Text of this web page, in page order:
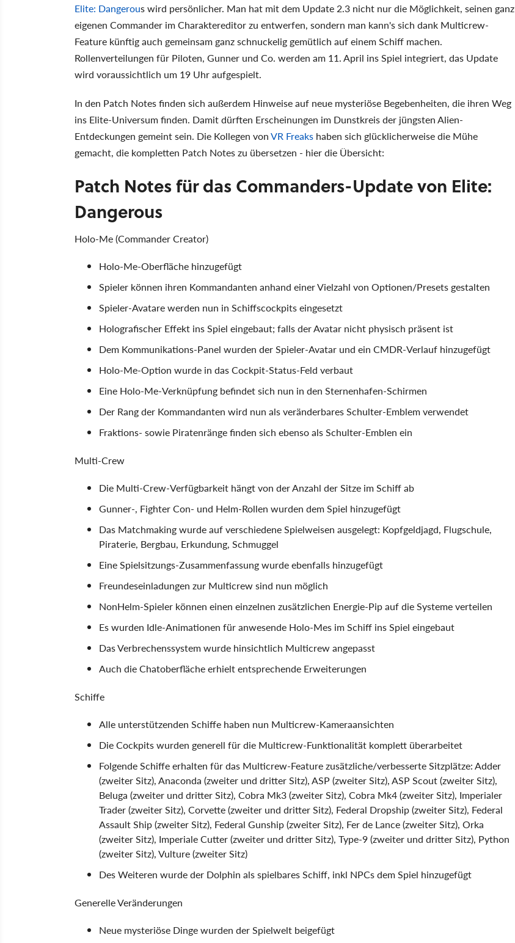
Elite: Dangerous wird persönlicher. Man hat mit dem Update 2.3 nicht nur die Möglichkeit, seinen ganz
eigenen Commander im Charaktereditor zu entwerfen, sondern man kann's sich dank Multicrew-
Feature künftig auch gemeinsam ganz schnuckelig gemütlich auf einem Schiff machen.
Rollenverteilungen für Piloten, Gunner und Co. werden am 11. April ins Spiel integriert, das Update
wird voraussichtlich um 19 Uhr aufgespielt.
In den Patch Notes finden sich außerdem Hinweise auf neue mysteriöse Begebenheiten, die ihren Weg
ins Elite-Universum finden. Damit dürften Erscheinungen im Dunstkreis der jüngsten Alien-
Entdeckungen gemeint sein. Die Kollegen vonVR Freaks haben sich glücklicherweise die Mühe
gemacht, die kompletten Patch Notes zu übersetzen - hier die Übersicht:
Patch Notes für das Commanders-Update von Elite:
Dangerous
Holo-Me (Commander Creator)
Holo-Me-Oberfläche hinzugefügt
Spieler können ihren Kommandanten anhand einer Vielzahl von Optionen/Presets gestalten
Spieler-Avatare werden nun in Schiffscockpits eingesetzt
Holografischer Effekt ins Spiel eingebaut; falls der Avatar nicht physisch präsent ist
Dem Kommunikations-Panel wurden der Spieler-Avatar und ein CMDR-Verlauf hinzugefügt
Holo-Me-Option wurde in das Cockpit-Status-Feld verbaut
Eine Holo-Me-Verknüpfung befindet sich nun in den Sternenhafen-Schirmen
Der Rang der Kommandanten wird nun als veränderbares Schulter-Emblem verwendet
Fraktions- sowie Piratenränge finden sich ebenso als Schulter-Emblen ein
Multi-Crew
Die Multi-Crew-Verfügbarkeit hängt von der Anzahl der Sitze im Schiff ab
Gunner-, Fighter Con- und Helm-Rollen wurden dem Spiel hinzugefügt
Das Matchmaking wurde auf verschiedene Spielweisen ausgelegt: Kopfgeldjagd, Flugschule,
Piraterie, Bergbau, Erkundung, Schmuggel
Eine Spielsitzungs-Zusammenfassung wurde ebenfalls hinzugefügt
Freundeseinladungen zur Multicrew sind nun möglich
NonHelm-Spieler können einen einzelnen zusätzlichen Energie-Pip auf die Systeme verteilen
Es wurden Idle-Animationen für anwesende Holo-Mes im Schiff ins Spiel eingebaut
Das Verbrechenssystem wurde hinsichtlich Multicrew angepasst
Auch die Chatoberfläche erhielt entsprechende Erweiterungen
Schiffe
Alle unterstützenden Schiffe haben nun Multicrew-Kameraansichten
Die Cockpits wurden generell für die Multicrew-Funktionalität komplett überarbeitet
Folgende Schiffe erhalten für das Multicrew-Feature zusätzliche/verbesserte Sitzplätze: Adder
(zweiter Sitz), Anaconda (zweiter und dritter Sitz), ASP (zweiter Sitz), ASP Scout (zweiter Sitz),
Beluga (zweiter und dritter Sitz), Cobra Mk3 (zweiter Sitz), Cobra Mk4 (zweiter Sitz), Imperialer
Trader (zweiter Sitz), Corvette (zweiter und dritter Sitz), Federal Dropship (zweiter Sitz), Federal
Assault Ship (zweiter Sitz), Federal Gunship (zweiter Sitz), Fer de Lance (zweiter Sitz), Orka
(zweiter Sitz), Imperiale Cutter (zweiter und dritter Sitz), Type-9 (zweiter und dritter Sitz), Python
(zweiter Sitz), Vulture (zweiter Sitz)
Des Weiteren wurde der Dolphin als spielbares Schiff, inkl NPCs dem Spiel hinzugefügt
Generelle Veränderungen
Neue mysteriöse Dinge wurden der Spielwelt beigefügt